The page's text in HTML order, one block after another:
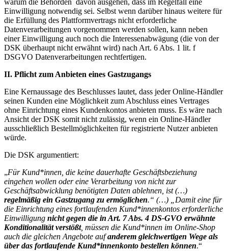
Einwilligung notwendig sei. Selbst wenn darüber hinaus weitere für
die Erfüllung des Plattformvertrags nicht erforderliche
Datenverarbeitungen vorgenommen werden sollen, kann neben
einer Einwilligung auch noch die Interessenabwägung (die von der
DSK überhaupt nicht erwähnt wird) nach Art. 6 Abs. 1 lit. f
DSGVO Datenverarbeitungen rechtfertigen.
II. Pflicht zum Anbieten eines Gastzugangs
Eine Kernaussage des Beschlusses lautet, dass jeder Online-Händler
seinen Kunden eine Möglichkeit zum Abschluss eines Vertrages
ohne Einrichtung eines Kundenkontos anbieten muss. Es wäre nach
Ansicht der DSK somit nicht zulässig, wenn ein Online-Händler
ausschließlich Bestellmöglichkeiten für registrierte Nutzer anbieten
würde.
Die DSK argumentiert:
„Für Kund*innen, die keine dauerhafte Geschäftsbeziehung
eingehen wollen oder eine Verarbeitung von nicht zur
Geschäftsabwicklung benötigten Daten ablehnen, ist (…)
regelmäßig ein Gastzugang zu ermöglichen.“ (…) „Damit eine für
die Einrichtung eines fortlaufenden Kund*innenkontos erforderliche
Einwilligung nicht gegen die in Art. 7 Abs. 4 DS-GVO erwähnte
Konditionalität verstößt, müssen die Kund*innen im Online-Shop
auch die gleichen Angebote aufanderem gleichwertigen Wege als
über das fortlaufende Kund*innenkonto bestellen können.“